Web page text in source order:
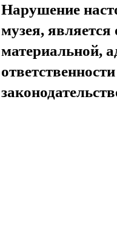
Нарушение
музея,
материальной,